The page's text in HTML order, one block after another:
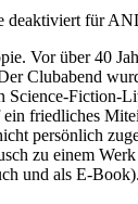
deaktiviert für
Vor über 40
Clubabend
Science-Fiction-
ein friedliches
persönlich
zu einem
und als E-Book).